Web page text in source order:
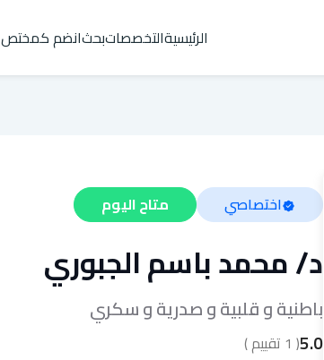
الرئيسيةالتخصصاتبحثانضم كمختص
اختصاصي متاح اليوم
د/محمد باسم الجبوري
باطنية و قلبية و صدرية و سكري
5.0
(
1 تقييم )